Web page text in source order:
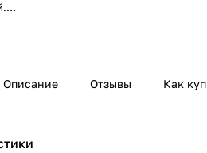
Описание Отзывы Как